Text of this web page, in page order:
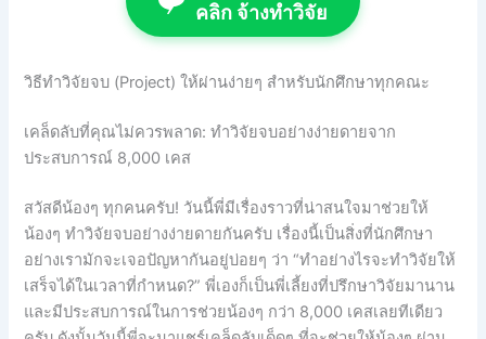
คลิก จ้างทำวิจัย
วิธีทำวิจัยจบ (Project) ให้ผ่านง่ายๆ สำหรับนักศึกษาทุกคณะ
เคล็ดลับที่คุณไม่ควรพลาด: ทำวิจัยจบอย่างง่ายดายจาก
ประสบการณ์ 8,000 เคส
สวัสดีน้องๆ ทุกคนครับ! วันนี้พี่มีเรื่องราวที่น่าสนใจมาช่วยให้
น้องๆ ทำวิจัยจบอย่างง่ายดายกันครับ เรื่องนี้เป็นสิ่งที่นักศึกษา
อย่างเรามักจะเจอปัญหากันอยู่บ่อยๆ ว่า “ทำอย่างไรจะทำวิจัยให้
เสร็จได้ในเวลาที่กำหนด?” พี่เองก็เป็นพี่เลี้ยงที่ปรึกษาวิจัยมานาน
และมีประสบการณ์ในการช่วยน้องๆ กว่า 8,000 เคสเลยทีเดียว